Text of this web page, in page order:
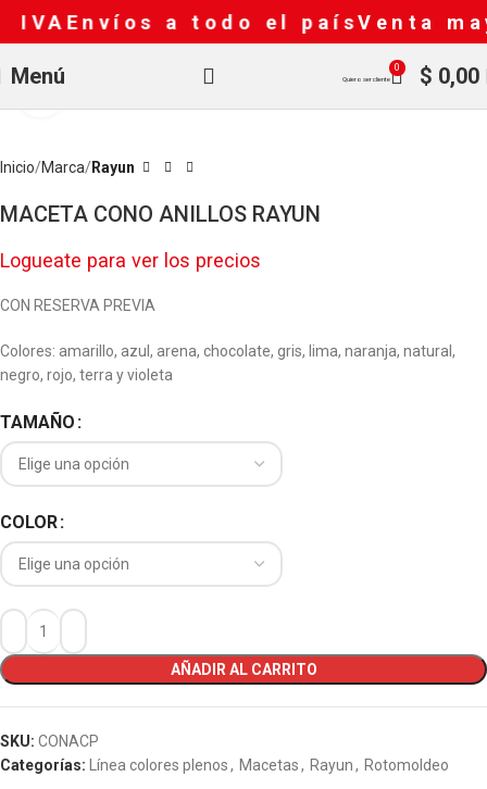
Menú Quiero ser cliente
0 $ 0,00
Inicio Marca Rayun
MACETA CONO ANILLOS RAYUN
Logueate para ver los precios
CON RESERVA PREVIA
Colores: amarillo, azul, arena, chocolate, gris, lima, naranja, natural,
negro, rojo, terra y violeta
TAMAÑO
COLOR
AÑADIR AL CARRITO
SKU: CONACP
Categorías:
Línea colores plenos, Macetas, Rayun, Rotomoldeo
IVAEnvíos a todo el paísVenta